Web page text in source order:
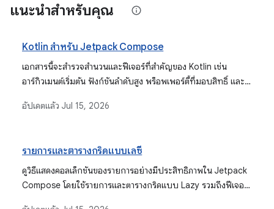
แนะนำสำหรับคุณ
Kotlin สำหรับ Jetpack Compose
เอกสารนี้จะสำรวจสำนวนและฟีเจอร์ที่สำคัญของ Kotlin เช่น
อาร์กิวเมนต์เริ่มต้น ฟังก์ชันลำดับสูง พร็อพเพอร์ตี้ที่มอบสิทธิ์ และ
มีประสิทธิภาพและเป็นสำนวน
อัปเดตแล้ว Jul 15, 2026
รายการและตารางกริดแบบเลซี
ดูวิธีแสดงคอลเล็กชันของรายการอย่างมีประสิทธิภาพใน Jetpack
Compose โดยใช้รายการและตารางกริดแบบ Lazy รวมถึงฟีเจอร์